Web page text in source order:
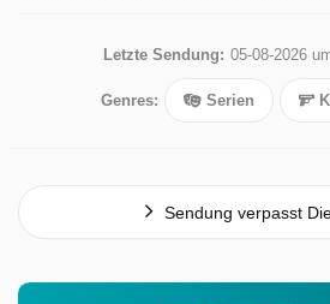
Letzte Sendung: 05-08-2026
Genres: Serien
Sendung verpasst